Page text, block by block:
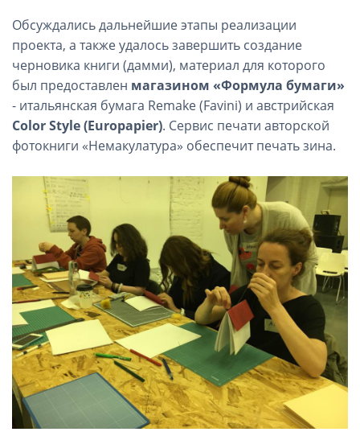
Обсуждались дальнейшие этапы реализации
проекта, а также удалось завершить создание
черновика книги (дамми), материал для которого
был предоставлен магазином «Формула бумаги»
- итальянская бумага Remake (Favini) и австрийская
Color Style (Europapier). Сервис печати авторской
фотокниги «Немакулатура» обеспечит печать зина.